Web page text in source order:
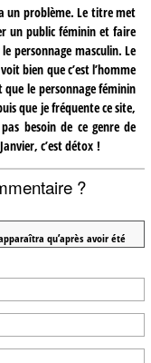
un problème. Le titre met
un public féminin et faire
personnage masculin. Le
bien que c’est l’homme
le personnage féminin
que je fréquente ce site,
besoin de ce genre de
c’est détox !
?
qu’après avoir été